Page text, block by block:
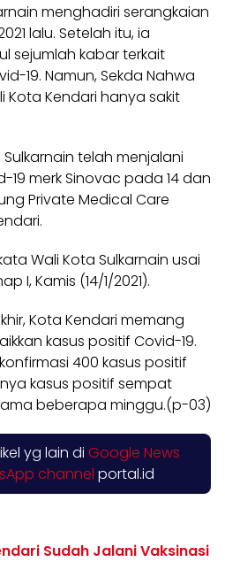
menghadiri serangkaian
lalu. Setelah itu, ia
sejumlah kabar terkait
19. Namun, Sekda Nahwa
Kota Kendari hanya sakit
telah menjalani
19 merk Sinovac pada 14 dan
Private Medical Care
Wali Kota Sulkarnain usai
I, Kamis (14/1/2021).
Kota Kendari memang
kasus positif Covid-19.
400 kasus positif
kasus positif sempat
beberapa minggu.(p-03)
yg lain di Google News
channel portal.id
Sudah Jalani Vaksinasi